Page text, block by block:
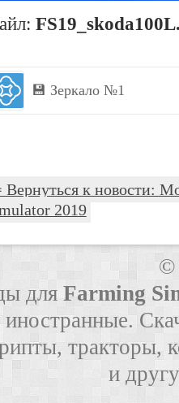
💾 Зеркало №1
к новости:
2019
©
дляFarming
иностранные.
и